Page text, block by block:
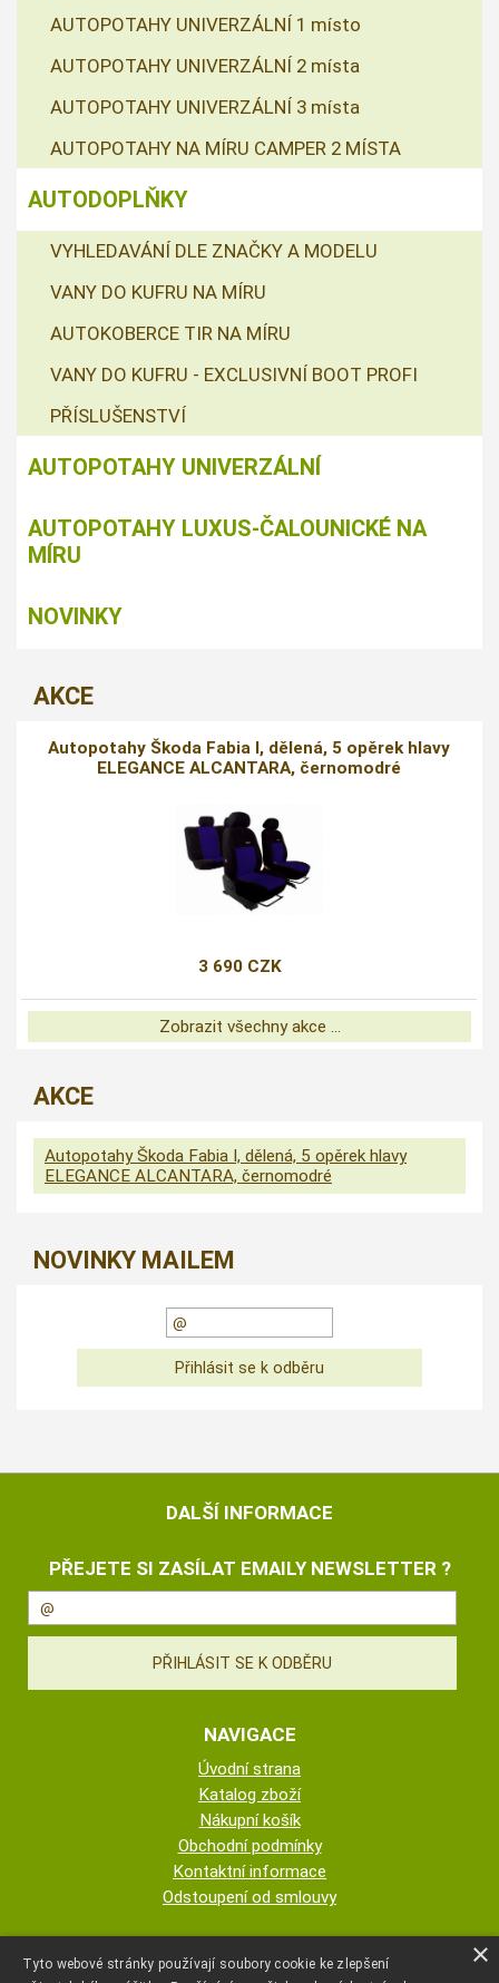
AUTOPOTAHY UNIVERZÁLNÍ 1 místo
AUTOPOTAHY UNIVERZÁLNÍ 2 místa
AUTOPOTAHY UNIVERZÁLNÍ 3 místa
AUTOPOTAHY NA MÍRU CAMPER 2 MÍSTA
AUTODOPLŇKY
VYHLEDAVÁNÍ DLE ZNAČKY A MODELU
VANY DO KUFRU NA MÍRU
AUTOKOBERCE TIR NA MÍRU
VANY DO KUFRU - EXCLUSIVNÍ BOOT PROFI
PŘÍSLUŠENSTVÍ
AUTOPOTAHY UNIVERZÁLNÍ
AUTOPOTAHY LUXUS-ČALOUNICKÉ NA
MÍRU
NOVINKY
AKCE
Autopotahy Škoda Fabia I, dělená, 5 opěrek hlavy
ELEGANCE ALCANTARA, černomodré
3 690 CZK
Zobrazit všechny akce ...
AKCE
Autopotahy Škoda Fabia I, dělená, 5 opěrek hlavy
ELEGANCE ALCANTARA, černomodré
NOVINKY MAILEM
DALŠÍ INFORMACE
PŘEJETE SI ZASÍLAT EMAILY NEWSLETTER ?
NAVIGACE
Úvodní strana
Katalog zboží
Nákupní košík
Obchodní podmínky
Kontaktní informace
Odstoupení od smlouvy
×
Tyto webové stránky používají soubory cookie ke zlepšení